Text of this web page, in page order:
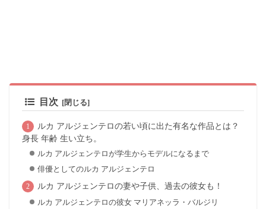
目次
ルカ アルジェンテロの若い頃に出た有名な作品とは？
身長 年齢 生い立ち。
ルカ アルジェンテロが学生からモデルになるまで
俳優としてのルカ アルジェンテロ
ルカ アルジェンテロの妻や子供、過去の彼女も！
ルカ アルジェンテロの彼女 マリアネッラ・バルジリ